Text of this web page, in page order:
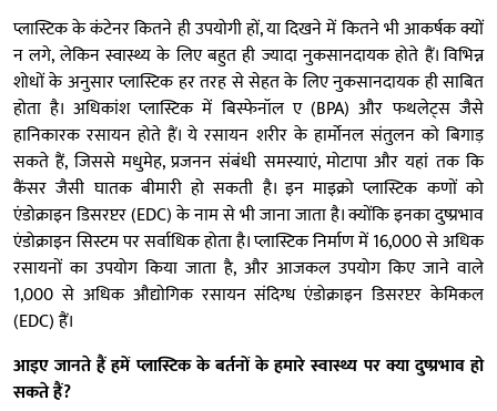
प्लास्टिक के कंटेनर कितने ही उपयोगी हों, या दिखने में कितने भी आकर्षक क्यों
न लगे, लेकिन स्वास्थ्य के लिए बहुत ही ज्यादा नुकसानदायक होते हैं। विभिन्न
शोधों के अनुसार प्लास्टिक हर तरह से सेहत के लिए नुकसानदायक ही साबित
होता है। अधिकांश प्लास्टिक में बिस्फेनॉल ए (BPA) और फथलेट्स जैसे
हानिकारक रसायन होते हैं। ये रसायन शरीर के हार्मोनल संतुलन को बिगाड़
सकते हैं, जिससे मधुमेह, प्रजनन संबंधी समस्याएं, मोटापा और यहां तक कि
कैंसर जैसी घातक बीमारी हो सकती है। इन माइक्रो प्लास्टिक कणों को
एंडोक्राइन डिसरप्टर (EDC) के नाम से भी जाना जाता है। क्योंकि इनका दुष्प्रभाव
एंडोक्राइन सिस्टम पर सर्वाधिक होता है। प्लास्टिक निर्माण में 16,000 से अधिक
रसायनों का उपयोग किया जाता है, और आजकल उपयोग किए जाने वाले
1,000 से अधिक औद्योगिक रसायन संदिग्ध एंडोक्राइन डिसरप्टर केमिकल
(EDC) हैं।
आइए जानते हैं हमें प्लास्टिक के बर्तनों के हमारे स्वास्थ्य पर क्या दुष्प्रभाव हो
सकते हैं?